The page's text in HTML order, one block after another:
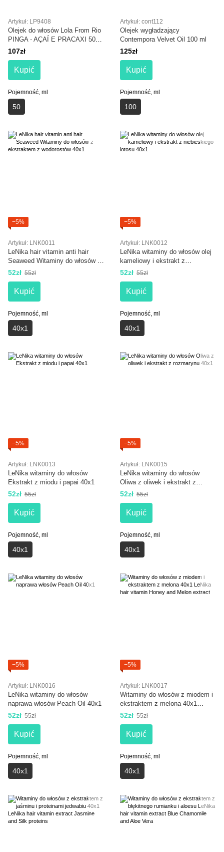
Artykuł: LP9408
Olejek do włosów Lola From Rio
PINGA - AÇAÍ E PRACAXI 50
ml
107zł
Kupić
Pojemność, ml
50
Artykuł: cont112
Olejek wygładzający
Contempora Velvet Oil 100 ml
125zł
Kupić
Pojemność, ml
100
−5%
Artykuł: LNK0011
LeNika hair vitamin anti hair
Seaweed Witaminy do włosów z
ekstraktem z wodorostów 40x1
52zł 55zł
Kupić
Pojemność, ml
40х1
−5%
Artykuł: LNK0012
LeNika witaminy do włosów olej
kameliowy i ekstrakt z
niebieskiego lotosu 40x1
52zł 55zł
Kupić
Pojemność, ml
40х1
−5%
Artykuł: LNK0013
LeNika witaminy do włosów
Ekstrakt z miodu i papai 40x1
52zł 55zł
Kupić
Pojemność, ml
40х1
−5%
Artykuł: LNK0015
LeNika witaminy do włosów
Oliwa z oliwek i ekstrakt z
rozmarynu 40x1
52zł 55zł
Kupić
Pojemność, ml
40х1
−5%
Artykuł: LNK0016
LeNika witaminy do włosów
naprawa włosów Peach Oil 40x1
52zł 55zł
Kupić
Pojemność, ml
40х1
−5%
Artykuł: LNK0017
Witaminy do włosów z miodem i
ekstraktem z melona 40x1
LeNika hair vitamin Honey and
52zł 55zł
Kupić
Pojemność, ml
40х1